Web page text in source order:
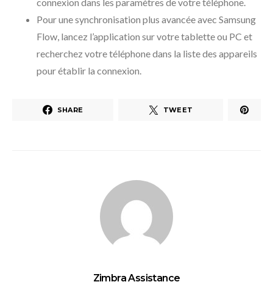
connexion dans les paramètres de votre téléphone.
Pour une synchronisation plus avancée avec Samsung
Flow, lancez l’application sur votre tablette ou PC et
recherchez votre téléphone dans la liste des appareils
pour établir la connexion.
SHARE TWEET
Zimbra Assistance